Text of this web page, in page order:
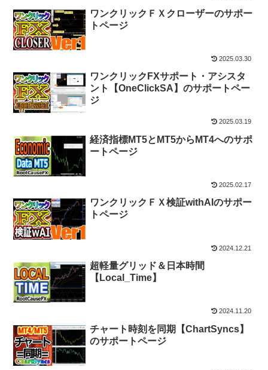
ワンクリックＦＸクローザーのサポー
トページ
2025.03.30
ワンクリックFXサポート・アシスタ
ント【OneClickSA】のサポートペー
ジ
2025.03.19
経済指標MT5とMT5からMT4へのサポ
ートページ
2025.02.17
ワンクリックＦＸ検証withAIのサポー
トページ
2024.12.21
超軽量グリッド＆日本時間
【Local_Time】
2024.11.20
チャート時刻を同期【ChartSyncs】
のサポートページ